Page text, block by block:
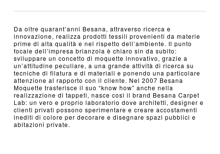
Da oltre quarant’anni Besana, attraverso ricerca e
innovazione, realizza prodotti tessili provenienti da materie
prime di alta qualità e nel rispetto dell’ambiente. Il punto
focale dell’impresa brianzola è chiaro sin da subito:
sviluppare un concetto di moquette innovativo, grazie a
un’attitudine peculiare, a una grande attività di ricerca su
tecniche di filatura e di materiali e ponendo una particolare
attenzione al rapporto con il cliente. Nel 2007 Besana
Moquette trasferisce il suo “know how” anche nella
realizzazione di tappeti, nasce così il brand Besana Carpet
Lab: un vero e proprio laboratorio dove architetti, designer e
clienti privati possono sperimentare e creare accostamenti
inediti di colore per decorare e disegnare spazi pubblici e
abitazioni private.